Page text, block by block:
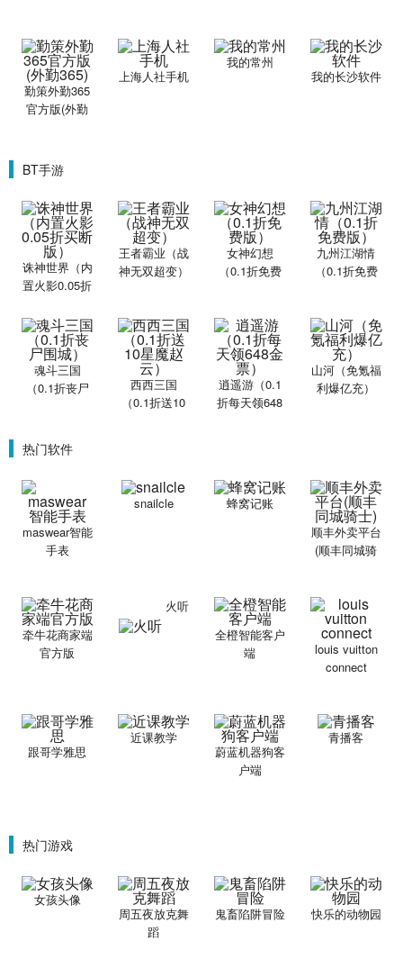
勤策外勤365
官方版(外勤
上海人社手机
我的常州
我的长沙软件
BT手游
诛神世界（内
置火影0.05折
王者霸业（战
神无双超变）
女神幻想
（0.1折免费
九州江湖情
（0.1折免费
魂斗三国
（0.1折丧尸
西西三国
（0.1折送10
逍遥游（0.1
折每天领648
山河（免氪福
利爆亿充）
热门软件
maswear智能
手表
snailcle
蜂窝记账
顺丰外卖平台
(顺丰同城骑
牵牛花商家端
官方版
火听
全橙智能客户
端
louis vuitton
connect
跟哥学雅思
近课教学
蔚蓝机器狗客
户端
青播客
热门游戏
女孩头像
周五夜放克舞
蹈
鬼畜陷阱冒险 快乐的动物园